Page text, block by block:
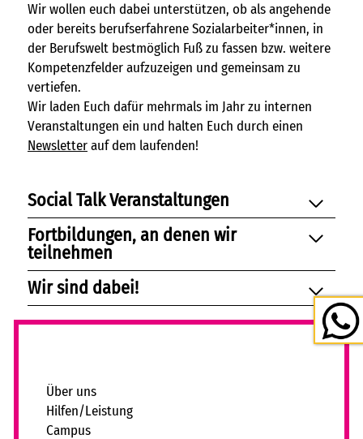
Wir wollen euch dabei unterstützen, ob als angehende
oder bereits berufserfahrene Sozialarbeiter*innen, in
der Berufswelt bestmöglich Fuß zu fassen bzw. weitere
Kompetenzfelder aufzuzeigen und gemeinsam zu
vertiefen.
Wir laden Euch dafür mehrmals im Jahr zu internen
Veranstaltungen ein und halten Euch durch einen
Newsletterauf dem laufenden!
Social Talk Veranstaltungen
Fortbildungen, an denen wir
teilnehmen
Wir sind dabei!
Über uns
Hilfen/Leistung
Campus